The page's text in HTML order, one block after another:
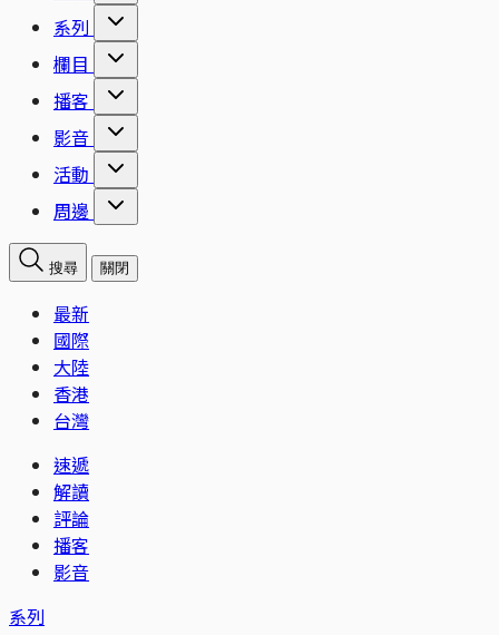
系列
欄目
播客
影音
活動
周邊
搜尋 關閉
最新
國際
大陸
香港
台灣
速遞
解讀
評論
播客
影音
系列